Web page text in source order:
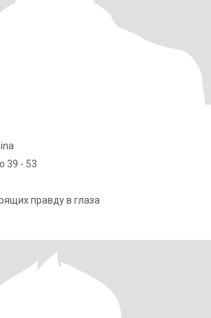
39 - 53
правду в глаза